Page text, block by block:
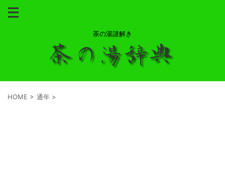
茶の湯謎解き
HOME > 通年 >